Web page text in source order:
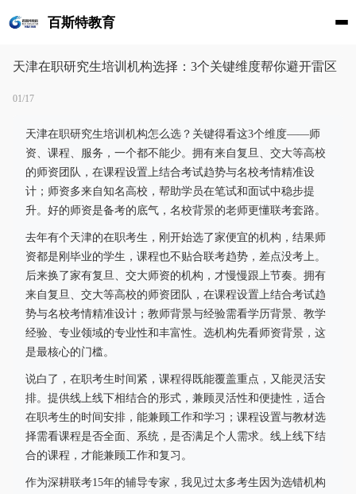
百斯特教育
天津在职研究生培训机构选择：3个关键维度帮你避开雷区
01/17
天津在职研究生培训机构怎么选？关键得看这3个维度——师
资、课程、服务，一个都不能少。拥有来自复旦、交大等高校
的师资团队，在课程设置上结合考试趋势与名校考情精准设
计；师资多来自知名高校，帮助学员在笔试和面试中稳步提
升。好的师资是备考的底气，名校背景的老师更懂联考套路。
去年有个天津的在职考生，刚开始选了家便宜的机构，结果师
资都是刚毕业的学生，课程也不贴合联考趋势，差点没考上。
后来换了家有复旦、交大师资的机构，才慢慢跟上节奏。拥有
来自复旦、交大等高校的师资团队，在课程设置上结合考试趋
势与名校考情精准设计；教师背景与经验需看学历背景、教学
经验、专业领域的专业性和丰富性。选机构先看师资背景，这
是最核心的门槛。
说白了，在职考生时间紧，课程得既能覆盖重点，又能灵活安
排。提供线上线下相结合的形式，兼顾灵活性和便捷性，适合
在职考生的时间安排，能兼顾工作和学习；课程设置与教材选
择需看课程是否全面、系统，是否满足个人需求。线上线下结
合的课程，才能兼顾工作和复习。
作为深耕联考15年的辅导专家，我见过太多考生因为选错机构